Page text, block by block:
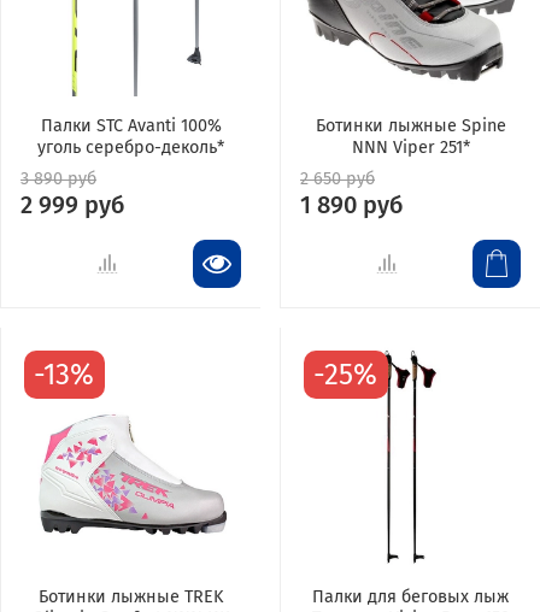
Палки STC Avanti 100%
уголь серебро-деколь*
3 890 руб
2 999 руб
Ботинки лыжные Spine
NNN Viper 251*
2 650 руб
1 890 руб
-13%
Ботинки лыжные TREK
-25%
Палки для беговых лыж